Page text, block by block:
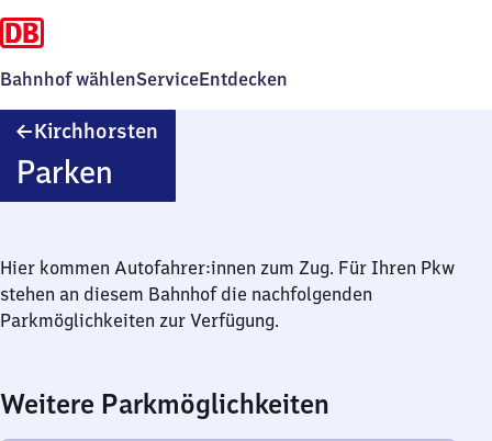
Bahnhof wählenServiceEntdecken
Kirchhorsten
Parken
Hier kommen Autofahrer:innen zum Zug. Für Ihren Pkw
stehen an diesem Bahnhof die nachfolgenden
Parkmöglichkeiten zur Verfügung.
Weitere Parkmöglichkeiten